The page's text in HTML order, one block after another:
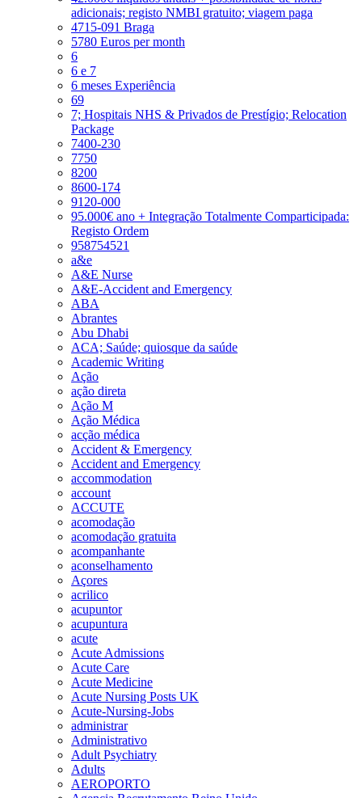
adicionais; registo NMBI gratuito; viagem paga
4715-091 Braga
5780 Euros per month
6
6 e 7
6 meses Experiência
69
7; Hospitais NHS & Privados de Prestígio; Relocation
Package
7400-230
7750
8200
8600-174
9120-000
95.000€ ano + Integração Totalmente Comparticipada:
Registo Ordem
958754521
a&e
A&E Nurse
A&E-Accident and Emergency
ABA
Abrantes
Abu Dhabi
ACA; Saúde; quiosque da saúde
Academic Writing
Ação
ação direta
Ação M
Ação Médica
acção médica
Accident & Emergency
Accident and Emergency
accommodation
account
ACCUTE
acomodação
acomodação gratuita
acompanhante
aconselhamento
Açores
acrilico
acupuntor
acupuntura
acute
Acute Admissions
Acute Care
Acute Medicine
Acute Nursing Posts UK
Acute-Nursing-Jobs
administrar
Administrativo
Adult Psychiatry
Adults
AEROPORTO